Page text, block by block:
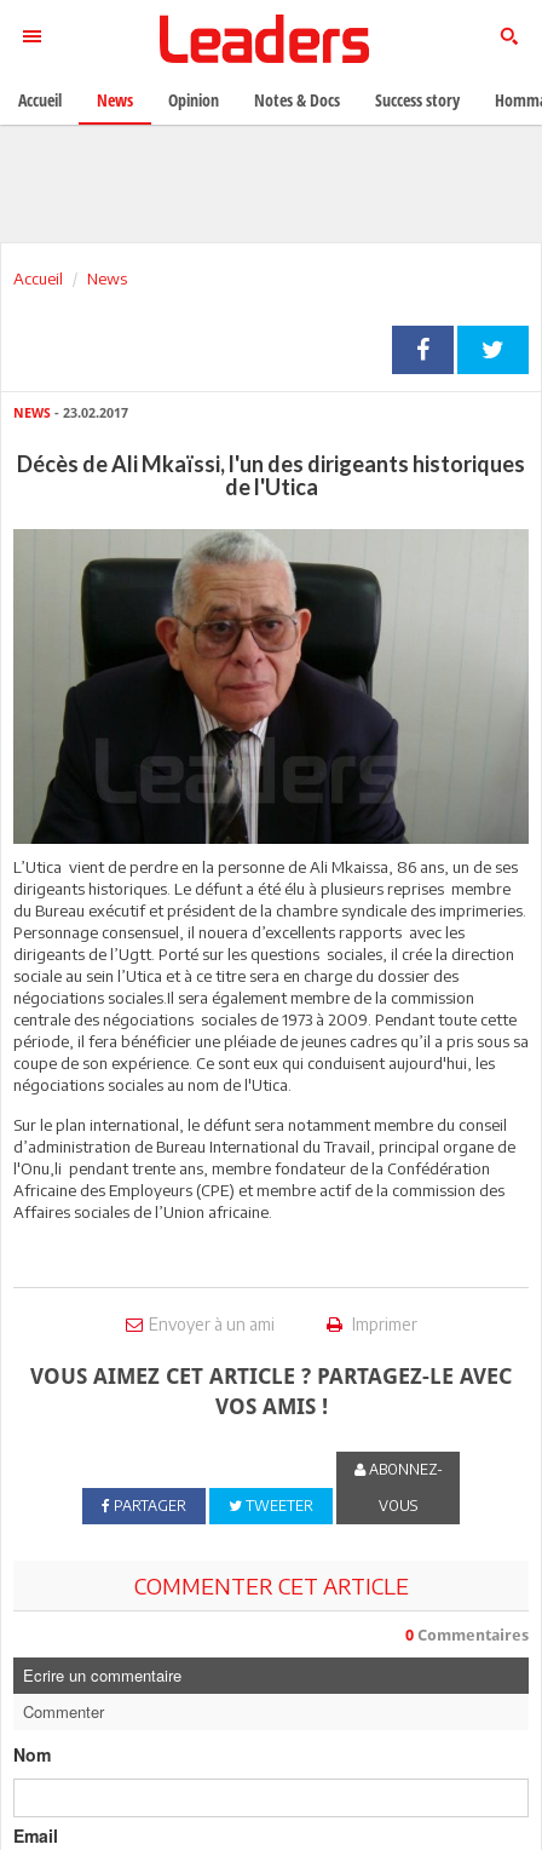
Accueil News
NEWS - 23.02.2017
Décès de Ali Mkaïssi, l'un des dirigeants historiques
de l'Utica
L’Utica vient de perdre en la personne de Ali Mkaissa, 86 ans, un de ses
dirigeants historiques. Le défunt a été élu à plusieurs reprises membre
du Bureau exécutif et président de la chambre syndicale des imprimeries.
Personnage consensuel, il nouera d’excellents rapports avec les
dirigeants de l’Ugtt. Porté sur les questions sociales, il crée la direction
sociale au sein l’Utica età ce titre sera en charge du dossier des
négociations sociales.Il sera également membre de la commission
centrale des négociations sociales de 1973 à 2009. Pendant toute cette
période, il fera bénéficier une pléiade de jeunes cadres qu’il a pris sous sa
coupe de son expérience. Ce sont eux qui conduisent aujourd'hui, les
négociations sociales au nom de l'Utica.
Sur le plan international, le défunt sera notamment membre du conseil
d’administration de Bureau International du Travail, principal organe de
l'Onu,li pendant trente ans, membre fondateur de la Confédération
Africaine des Employeurs (CPE) et membre actif de la commission des
Affaires sociales de l’Union africaine.
Envoyer à un ami Imprimer
VOUS AIMEZ CET ARTICLE ? PARTAGEZ-LE AVEC
VOS AMIS !
PARTAGER TWEETER
ABONNEZ-
VOUS
COMMENTER CET ARTICLE
0 Commentaires
Ecrire un commentaire
Commenter
Nom
Email
Accueil News Opinion Notes & Docs Success story